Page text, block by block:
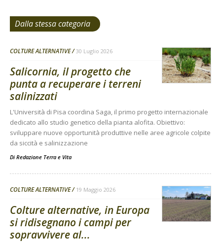
Dalla stessa categoria
COLTURE ALTERNATIVE 30 Luglio 2026
Salicornia, il progetto che
punta a recuperare i terreni
salinizzati
L'Università di Pisa coordina Saga, il primo progetto internazionale
dedicato allo studio genetico della pianta alofita. Obiettivo:
sviluppare nuove opportunità produttive nelle aree agricole colpite
da siccità e salinizzazione
Di Redazione Terra e Vita
COLTURE ALTERNATIVE 19 Maggio 2026
Colture alternative, in Europa
si ridisegnano i campi per
sopravvivere al...